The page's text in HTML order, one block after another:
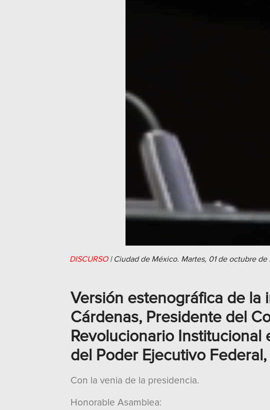
DISCURSO| Ciudad de México. Martes, 01 de octubre
Versión estenográfica de
Cárdenas, Presidente del
Revolucionario Institucional
del Poder Ejecutivo
Con la venia de la presidencia.
Honorable Asamblea: